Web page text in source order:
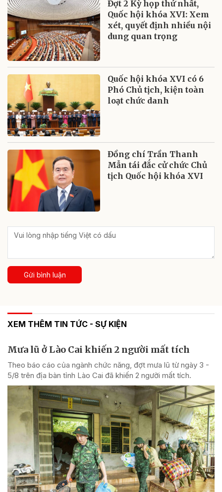
Đợt 2 Kỳ họp thứ nhất,
Quốc hội khóa XVI: Xem
xét, quyết định nhiều nội
dung quan trọng
Quốc hội khóa XVI có 6
Phó Chủ tịch, kiện toàn
loạt chức danh
Đồng chí Trần Thanh
Mẫn tái đắc cử chức Chủ
tịch Quốc hội khóa XVI
Gửi bình luận
XEM THÊM TIN TỨC - SỰ KIỆN
Mưa lũ ở Lào Cai khiến 2 người mất tích
Theo báo cáo của ngành chức năng, đợt mưa lũ từ ngày 3 -
5/8 trên địa bàn tỉnh Lào Cai đã khiến 2 người mất tích.